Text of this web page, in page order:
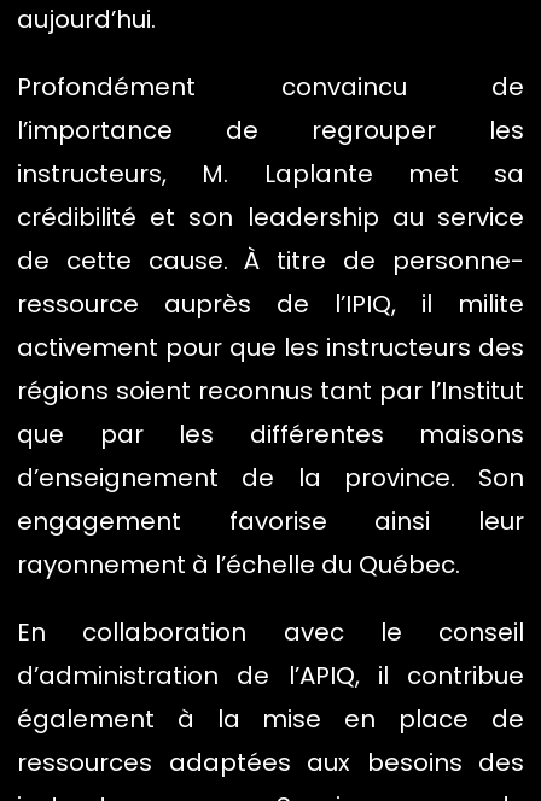
aujourd’hui.
Profondément convaincu de
l’importance de regrouper les
instructeurs, M. Laplante met sa
crédibilité et son leadership au service
de cette cause. À titre de personne-
ressource auprès de l’IPIQ, il milite
activement pour que les instructeurs des
régions soient reconnus tant par l’Institut
que par les différentes maisons
d’enseignement de la province. Son
engagement favorise ainsi leur
rayonnement à l’échelle du Québec.
En collaboration avec le conseil
d’administration de l’APIQ, il contribue
également à la mise en place de
ressources adaptées aux besoins des